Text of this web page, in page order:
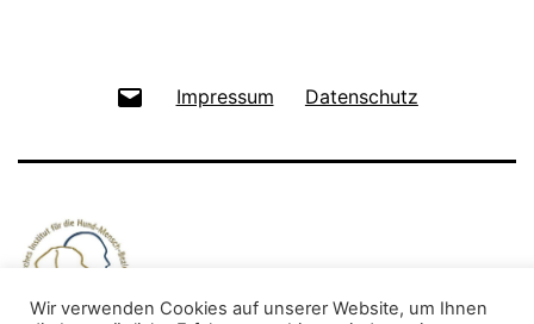
Impressum Datenschutz
Wir verwenden Cookies auf unserer Website, um Ihnen